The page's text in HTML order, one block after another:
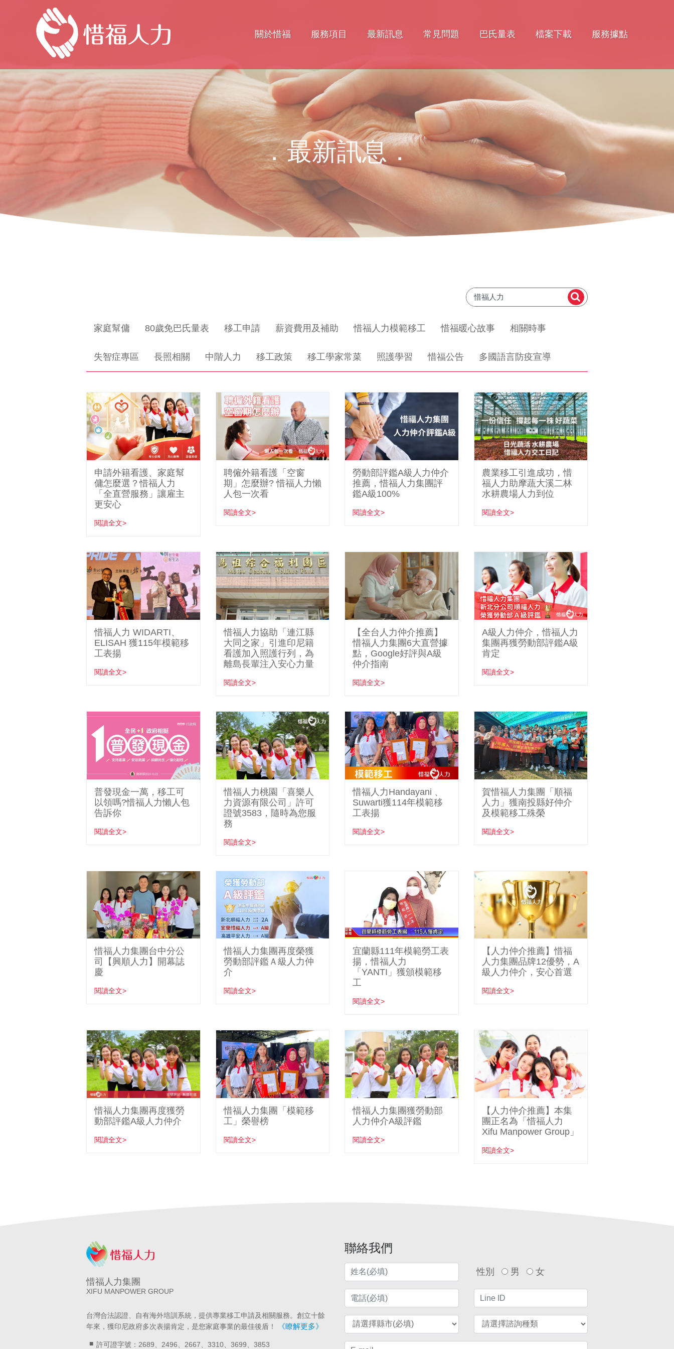
關於惜福 服務項目 最新訊息 常見問題 巴氏量表 檔案下載 服務據點
．最新訊息．
家庭幫傭 80歲免巴氏量表 移工申請 薪資費用及補助 惜福人力模範移工 惜福暖心故事 相關時事
失智症專區 長照相關 中階人力 移工政策 移工學家常菜 照護學習 惜福公告 多國語言防疫宣導
申請外籍看護、家庭幫
傭怎麼選？惜福人力
「全直營服務」讓雇主
更安心
閱讀全文>
聘僱外籍看護「空窗
期」怎麼辦? 惜福人力懶
人包一次看
閱讀全文>
勞動部評鑑A級人力仲介
推薦，惜福人力集團評
鑑A級100%
閱讀全文>
農業移工引進成功，惜
福人力助摩蔬大溪二林
水耕農場人力到位
閱讀全文>
惜福人力 WIDARTI、
ELISAH 獲115年模範移
工表揚
閱讀全文>
惜福人力協助「連江縣
大同之家」引進印尼籍
看護加入照護行列，為
離島長輩注入安心力量
閱讀全文>
【全台人力仲介推薦】
惜福人力集團6大直營據
點，Google好評與A級
仲介指南
閱讀全文>
A級人力仲介，惜福人力
集團再獲勞動部評鑑A級
肯定
閱讀全文>
普發現金一萬，移工可
以領嗎?惜福人力懶人包
告訴你
閱讀全文>
惜福人力桃園「喜樂人
力資源有限公司」許可
證號3583，隨時為您服
務
閱讀全文>
惜福人力Handayani 、
Suwarti獲114年模範移
工表揚
閱讀全文>
賀惜福人力集團「順福
人力」獲南投縣好仲介
及模範移工殊榮
閱讀全文>
惜福人力集團台中分公
司【興順人力】開幕誌
慶
閱讀全文>
惜福人力集團再度榮獲
勞動部評鑑Ａ級人力仲
介
閱讀全文>
宜蘭縣111年模範勞工表
揚，惜福人力
「YANTI」獲頒模範移
工
閱讀全文>
【人力仲介推薦】惜福
人力集團品牌12優勢，A
級人力仲介，安心首選
閱讀全文>
惜福人力集團再度獲勞
動部評鑑A級人力仲介
閱讀全文>
惜福人力集團「模範移
工」榮譽榜
閱讀全文>
惜福人力集團獲勞動部
人力仲介A級評鑑
閱讀全文>
【人力仲介推薦】本集
團正名為「惜福人力
Xifu Manpower Group」
閱讀全文>
惜福人力集團
XIFU MANPOWER GROUP
台灣合法認證、自有海外培訓系統，提供專業移工申請及相關服務。創立十餘
年來，獲印尼政府多次表揚肯定，是您家庭事業的最佳後盾！
《瞭解更多》
許可證字號：2689、2496、2667、3310、3699、3853
聯絡我們
性別 男 女